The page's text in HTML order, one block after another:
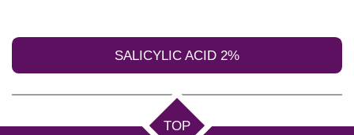
SALICYLIC ACID 2%
TOP